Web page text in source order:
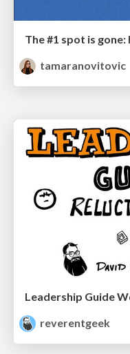
The #1 spot is
tamaranovitovic
Leadership Guide
reverentgeek